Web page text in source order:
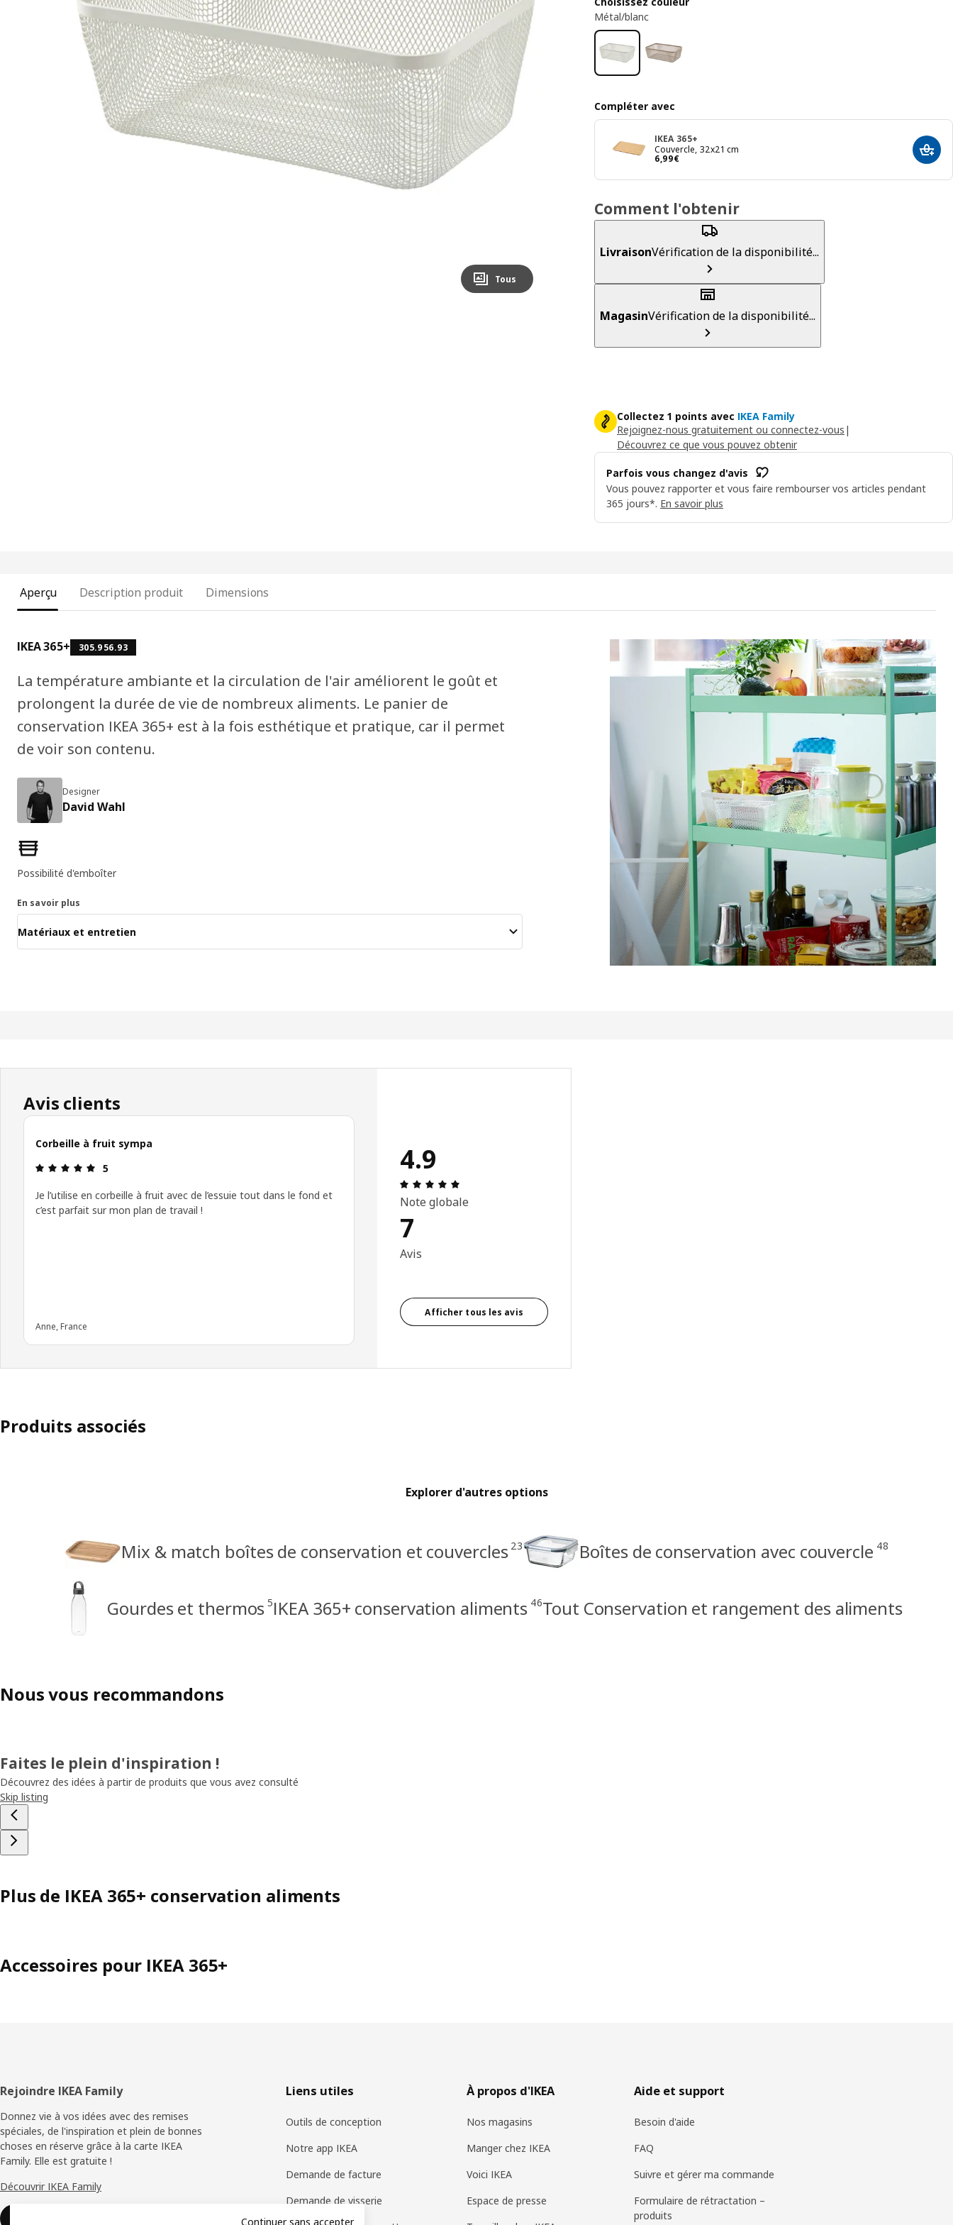
Image zoomed out, normal view
Tous
Métal/blanc
Compléter avec
IKEA 365+
Couvercle, 32x21 cm
6,99€
Prix 6,99€
Comment l'obtenir
LivraisonVérification de la disponibilité...
MagasinVérification de la disponibilité...
Collectez 1 points avec IKEA Family
Rejoignez-nous gratuitement ou connectez-vous |
Découvrez ce que vous pouvez obtenir
Parfois vous changez d'avis
Vous pouvez rapporter et vous faire rembourser vos articles pendant
365 jours*. En savoir plus
Aperçu Description produit Dimensions
IKEA 365+ 305.956.93
La température ambiante et la circulation de l'air améliorent le goût et
prolongent la durée de vie de nombreux aliments. Le panier de
conservation IKEA 365+ est à la fois esthétique et pratique, car il permet
de voir son contenu.
Designer
David Wahl
Caractéristiques du produit
Possibilité d'emboîter
En savoir plus
Matériaux et entretien
Avis clients
Corbeille à fruit sympa
Avis: 5 sur 5 étoiles
5
Je l’utilise en corbeille à fruit avec de l’essuie tout dans le fond et
c’est parfait sur mon plan de travail !
Anne, France
4.9
Note globale
7
Avis
Afficher tous les avis
Produits associés
Explorer d'autres options
Mix & match boîtes de conservation et couvercles 23 Boîtes de conservation avec couvercle 48
Gourdes et thermos 5IKEA 365+ conservation aliments 46Tout Conservation et rangement des aliments
Nous vous recommandons
Faites le plein d'inspiration !
Découvrez des idées à partir de produits que vous avez consulté
Skip listing
Plus de IKEA 365+ conservation aliments
Accessoires pour IKEA 365+
Pied
de
page
Rejoindre IKEA Family
Donnez vie à vos idées avec des remises
spéciales, de l'inspiration et plein de bonnes
choses en réserve grâce à la carte IKEA
Family. Elle est gratuite !
Découvrir IKEA Family
Liens utiles
Outils de conception
Notre app IKEA
Demande de facture
Demande de visserie
À propos d'IKEA
Nos magasins
Manger chez IKEA
Voici IKEA
Espace de presse
Aide et support
Besoin d'aide
FAQ
Suivre et gérer ma commande
Formulaire de rétractation –
produits
Continuer sans accepter